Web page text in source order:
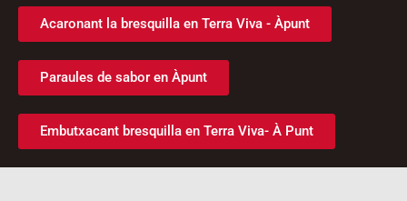
Acaronant la bresquilla en Terra Viva - Àpunt
Paraules de sabor en Àpunt
Embutxacant bresquilla en Terra Viva- À Punt